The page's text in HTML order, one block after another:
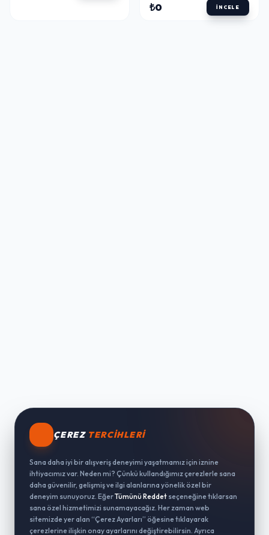
₺0 İNCELE
ÇEREZ TERCIHLERI
Sana daha iyi bir alışveriş deneyimi yaşatmamız için iznine
ihtiyacımız var. Neden mi? Çünkü kullandığımız çerezlerle sana
daha güvenilir, gelişmiş ve ilgi alanlarına yönelik özel bir
deneyim sunuyoruz. EğerTümünü Reddet seçeneğine tıklarsan
sana özel hizmetimizi sunamayacağız. Her zaman web
sitemizde yer alan “Çerez Ayarları” öğesine tıklayarak
çerezlerine ilişkin onay ayarlarını değiştirebilirsin. Ayrıca